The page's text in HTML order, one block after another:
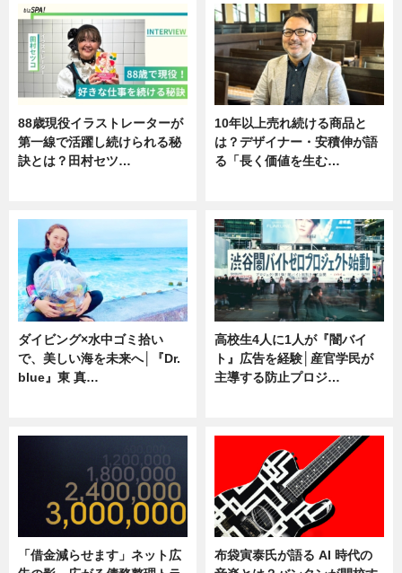
88歳現役イラストレーターが
第一線で活躍し続けられる秘
訣とは？田村セツ…
10年以上売れ続ける商品と
は？デザイナー・安積伸が語
る「長く価値を生む…
ダイビング×水中ゴミ拾い
で、美しい海を未来へ│『Dr.
blue』東 真…
高校生4人に1人が『闇バイ
ト』広告を経験│産官学民が
主導する防止プロジ…
「借金減らせます」ネット広
布袋寅泰氏が語る AI 時代の